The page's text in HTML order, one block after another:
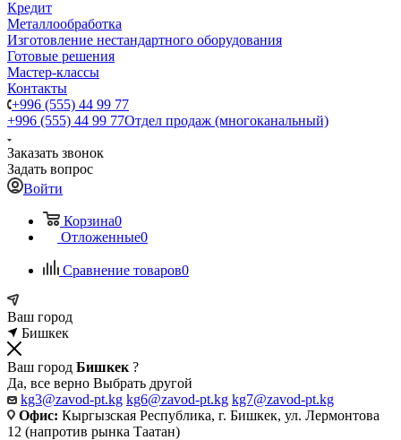
Кредит
Металлообработка
Изготовление нестандартного оборудования
Готовые решения
Мастер-классы
Контакты
+996 (555) 44 99 77
+996 (555) 44 99 77Отдел продаж (многоканальный)
Заказать звонок
Задать вопрос
Войти
Корзина0
Отложенные0
Сравнение товаров0
Ваш город
Бишкек
Ваш город Бишкек ?
Да, все верно Выбрать другой
kg3@zavod-pt.kg kg6@zavod-pt.kg kg7@zavod-pt.kg
Офис: Кыргызская Республика, г. Бишкек, ул. Лермонтова
12 (напротив рынка Таатан)